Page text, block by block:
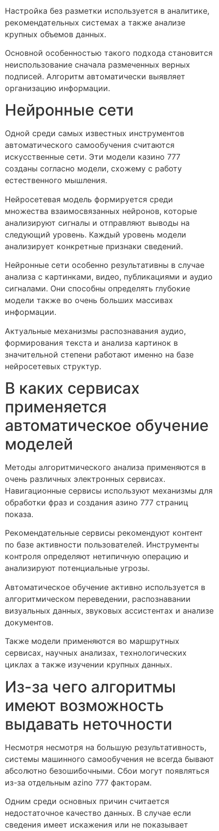
Настройка без разметки используется в аналитике,
рекомендательных системах а также анализе
крупных объемов данных.
Основной особенностью такого подхода становится
неиспользование сначала размеченных верных
подписей. Алгоритм автоматически выявляет
организацию информации.
Нейронные сети
Одной среди самых известных инструментов
автоматического самообучения считаются
искусственные сети. Эти модели казино 777
созданы согласно модели, схожему с работу
естественного мышления.
Нейросетевая модель формируется среди
множества взаимосвязанных нейронов, которые
анализируют сигналы и отправляют выводы на
следующий уровень. Каждый уровень модели
анализирует конкретные признаки сведений.
Нейронные сети особенно результативны в случае
анализа с картинками, видео, публикациями и аудио
сигналами. Они способны определять глубокие
модели также во очень больших массивах
информации.
Актуальные механизмы распознавания аудио,
формирования текста и анализа картинок в
значительной степени работают именно на базе
нейросетевых структур.
В каких сервисах
применяется
автоматическое обучение
моделей
Методы алгоритмического анализа применяются в
очень различных электронных сервисах.
Навигационные сервисы используют механизмы для
обработки фраз и создания азино 777 страниц
показа.
Рекомендательные сервисы рекомендуют контент
по базе активности пользователей. Инструменты
контроля определяют нетипичную операцию и
анализируют потенциальные угрозы.
Автоматическое обучение активно используется в
алгоритмическом переведении, распознавании
визуальных данных, звуковых ассистентах и анализе
документов.
Также модели применяются во маршрутных
сервисах, научных анализах, технологических
циклах а также изучении крупных данных.
Из-за чего алгоритмы
имеют возможность
выдавать неточности
Несмотря несмотря на большую результативность,
системы машинного самообучения не всегда бывают
абсолютно безошибочными. Сбои могут появляться
из-за отдельным azino 777 факторам.
Одним среди основных причин считается
недостаточное качество данных. В случае если
сведения имеет искажения или не показывает